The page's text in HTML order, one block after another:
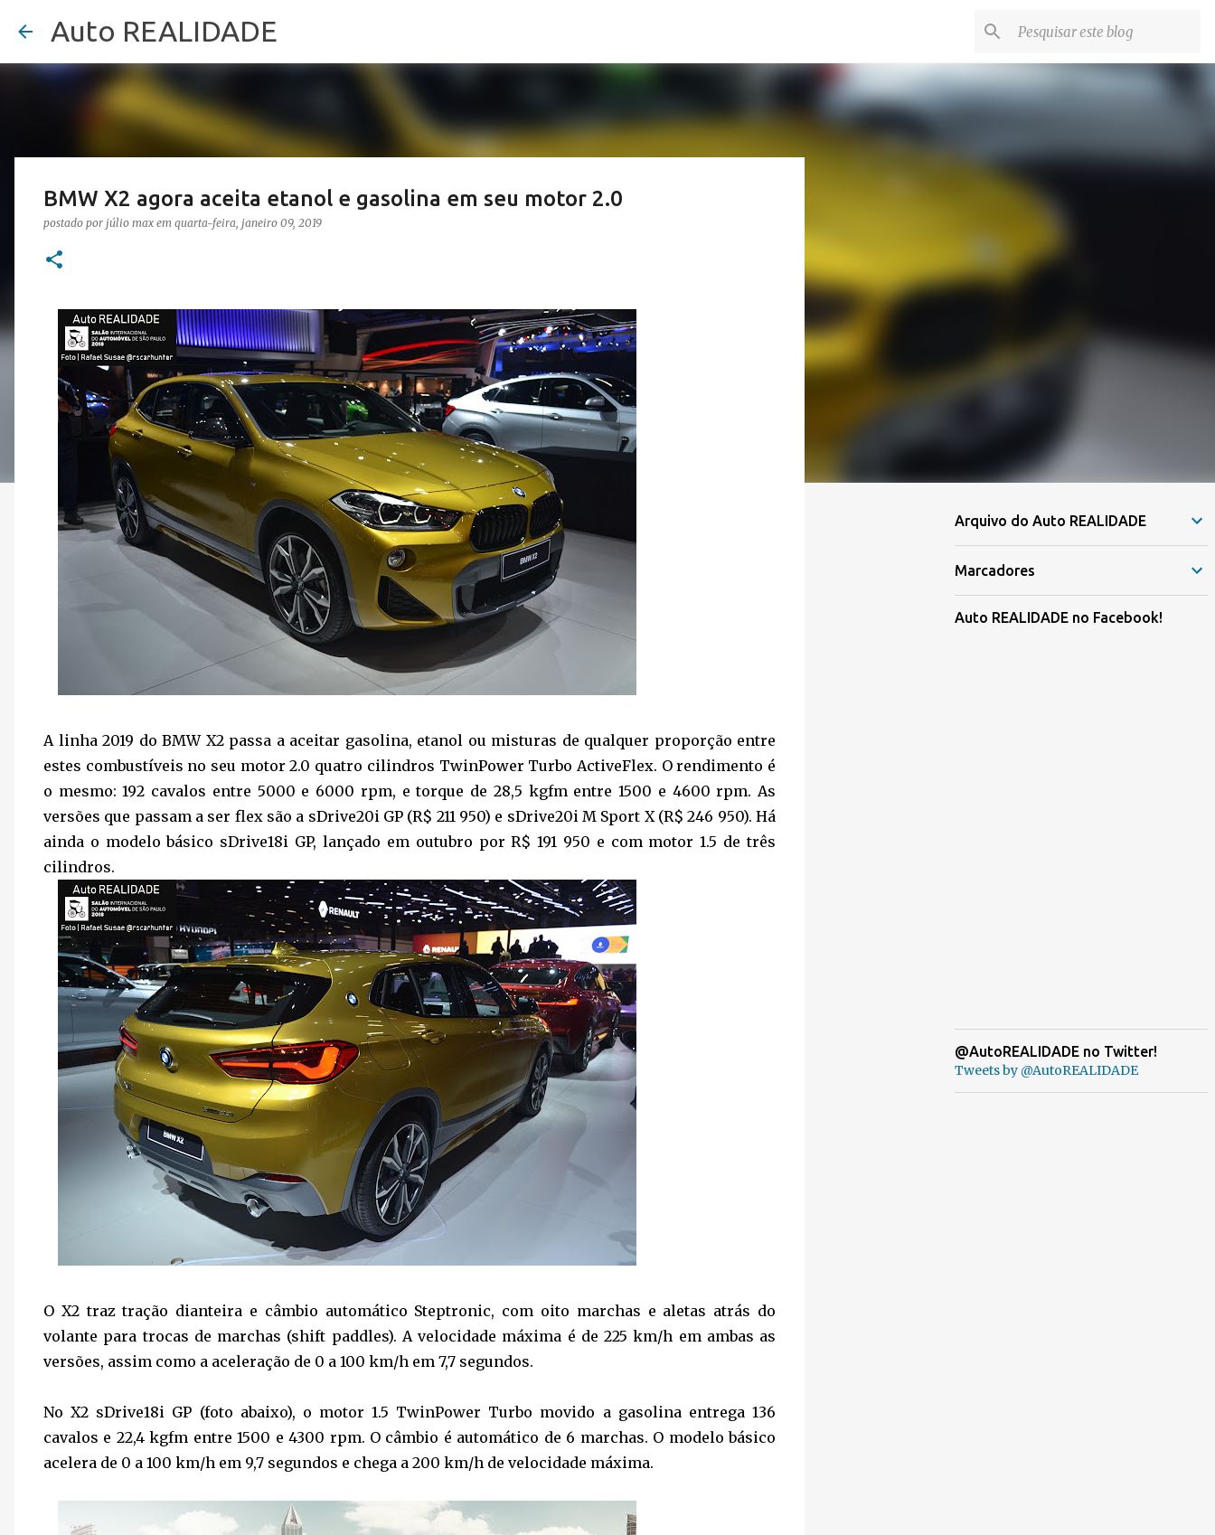
Auto REALIDADE
BMW X2 agora aceita etanol e gasolina em seu motor 2.0
postado por júlio max em quarta-feira, janeiro 09, 2019
A linha 2019 do BMW X2 passa a aceitar gasolina, etanol ou misturas de qualquer proporção entre
estes combustíveis no seu motor 2.0 quatro cilindros TwinPower Turbo ActiveFlex. O rendimento é
o mesmo: 192 cavalos entre 5000 e 6000 rpm, e torque de 28,5 kgfm entre 1500 e 4600 rpm. As
versões que passam a ser flex são a sDrive20i GP (R$ 211 950) e sDrive20i M Sport X (R$ 246 950). Há
ainda o modelo básico sDrive18i GP, lançado em outubro por R$ 191 950 e com motor 1.5 de três
cilindros.
O X2 traz tração dianteira e câmbio automático Steptronic, com oito marchas e aletas atrás do
volante para trocas de marchas (shift paddles). A velocidade máxima é de 225 km/h em ambas as
versões, assim como a aceleração de 0 a 100 km/h em 7,7 segundos.
No X2 sDrive18i GP (foto abaixo), o motor 1.5 TwinPower Turbo movido a gasolina entrega 136
cavalos e 22,4 kgfm entre 1500 e 4300 rpm. O câmbio é automático de 6 marchas. O modelo básico
acelera de 0 a 100 km/h em 9,7 segundos e chega a 200 km/h de velocidade máxima.
Arquivo do Auto REALIDADE
Marcadores
Auto REALIDADE no Facebook!
@AutoREALIDADE no Twitter!
Tweets by @AutoREALIDADE